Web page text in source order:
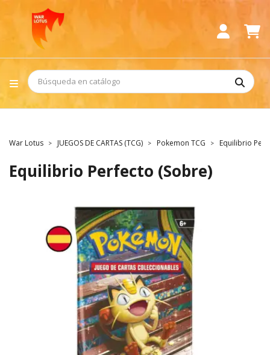
War Lotus JUEGOS DE CARTAS (TCG) Pokemon TCG Equilibrio
Equilibrio Perfecto (Sobre)